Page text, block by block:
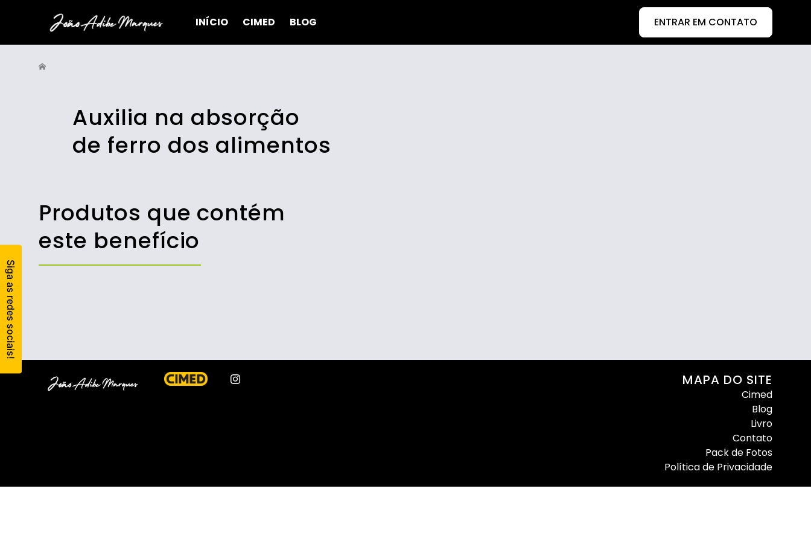
INÍCIO CIMED BLOG ENTRAR EM CONTATO
Auxilia na absorção
de ferro dos alimentos
Produtos que contém
este benefício
MAPA DO SITE
Cimed
Blog
Livro
Contato
Pack de Fotos
Política de Privacidade